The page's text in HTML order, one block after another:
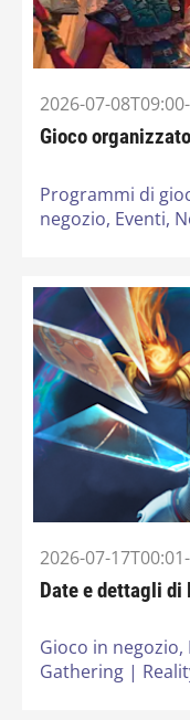
2026-07-
Gioco
Programmi di
negozio, Eventi,
2026-07-
Date e dettagli
Gioco in negozio,
Gathering |